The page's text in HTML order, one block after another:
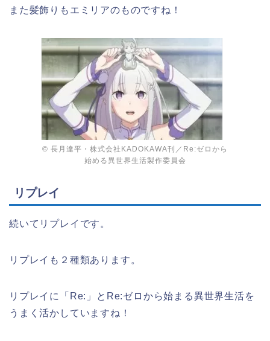
また髪飾りもエミリアのものですね！
© 長月達平・株式会社KADOKAWA刊／Re:ゼロから
始める異世界生活製作委員会
リプレイ
続いてリプレイです。
リプレイも２種類あります。
リプレイに「Re:」とRe:ゼロから始まる異世界生活を
うまく活かしていますね！